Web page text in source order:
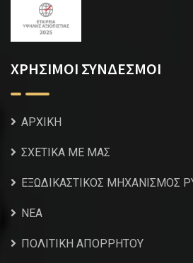
ΧΡΗΣΙΜΟΙ ΣΥΝΔΕΣΜΟΙ
ΑΡΧΙΚΗ
ΣΧΕΤΙΚΑ ΜΕ ΜΑΣ
ΕΞΩΔΙΚΑΣΤΙΚΟΣ ΜΗΧΑΝΙΣΜΟΣ
NEA
ΠΟΛΙΤΙΚΗ ΑΠΟΡΡΗΤΟΥ